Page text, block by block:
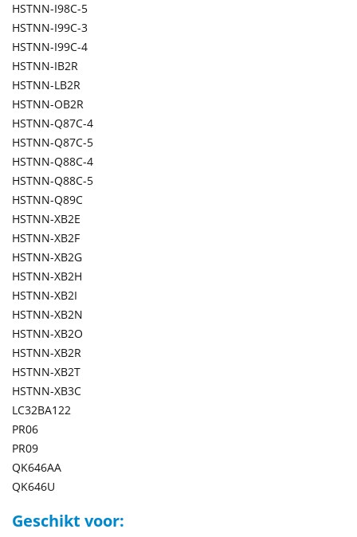
HSTNN-I98C-5
HSTNN-I99C-3
HSTNN-I99C-4
HSTNN-IB2R
HSTNN-LB2R
HSTNN-OB2R
HSTNN-Q87C-4
HSTNN-Q87C-5
HSTNN-Q88C-4
HSTNN-Q88C-5
HSTNN-Q89C
HSTNN-XB2E
HSTNN-XB2F
HSTNN-XB2G
HSTNN-XB2H
HSTNN-XB2I
HSTNN-XB2N
HSTNN-XB2O
HSTNN-XB2R
HSTNN-XB2T
HSTNN-XB3C
LC32BA122
PR06
PR09
QK646AA
QK646U
Geschikt voor: